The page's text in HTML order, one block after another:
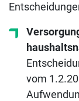
vom